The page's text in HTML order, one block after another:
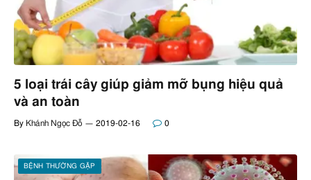
5 loại trái cây giúp giảm mỡ bụng hiệu quả
và an toàn
By Khánh Ngọc Đỗ 2019-02-16 0
BỆNH THƯỜNG GẶP